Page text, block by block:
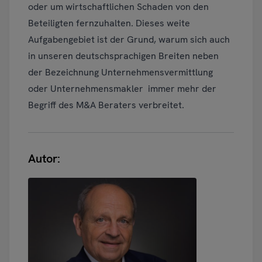
oder um wirtschaftlichen Schaden von den
Beteiligten fernzuhalten. Dieses weite
Aufgabengebiet ist der Grund, warum sich auch
in unseren deutschsprachigen Breiten neben
der Bezeichnung Unternehmensvermittlung
oder Unternehmensmakler immer mehr der
Begriff des M&A Beraters verbreitet.
Autor: